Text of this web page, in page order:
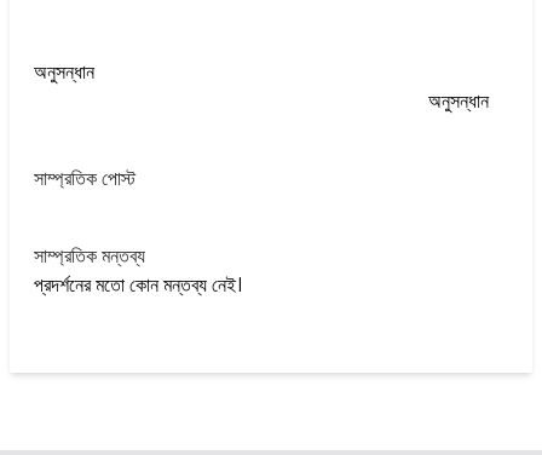
অনুসন্ধান
অনুসন্ধান
সাম্প্রতিক পোস্ট
সাম্প্রতিক মন্তব্য
প্রদর্শনের মতো কোন মন্তব্য নেই।